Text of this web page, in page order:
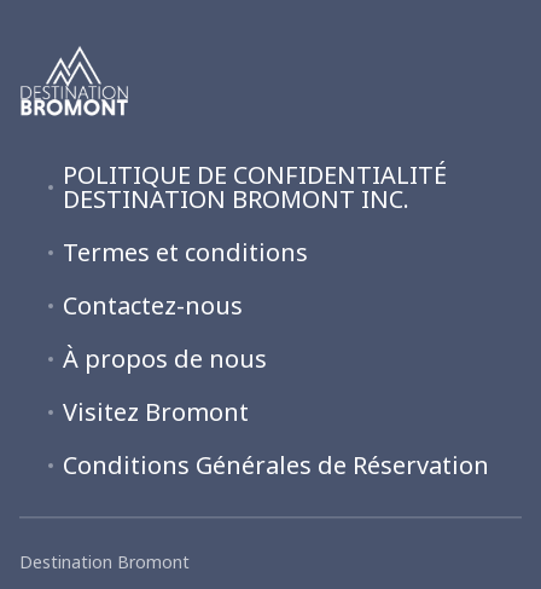
POLITIQUE DE CONFIDENTIALITÉ
DESTINATION BROMONT INC.
Termes et conditions
Contactez-nous
À propos de nous
Visitez Bromont
Conditions Générales de Réservation
Destination Bromont